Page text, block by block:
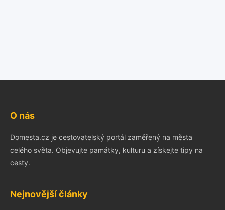
O nás
Domesta.cz je cestovatelský portál zaměřený na města
celého světa. Objevujte památky, kulturu a získejte tipy na
cesty.
Nejnovější články